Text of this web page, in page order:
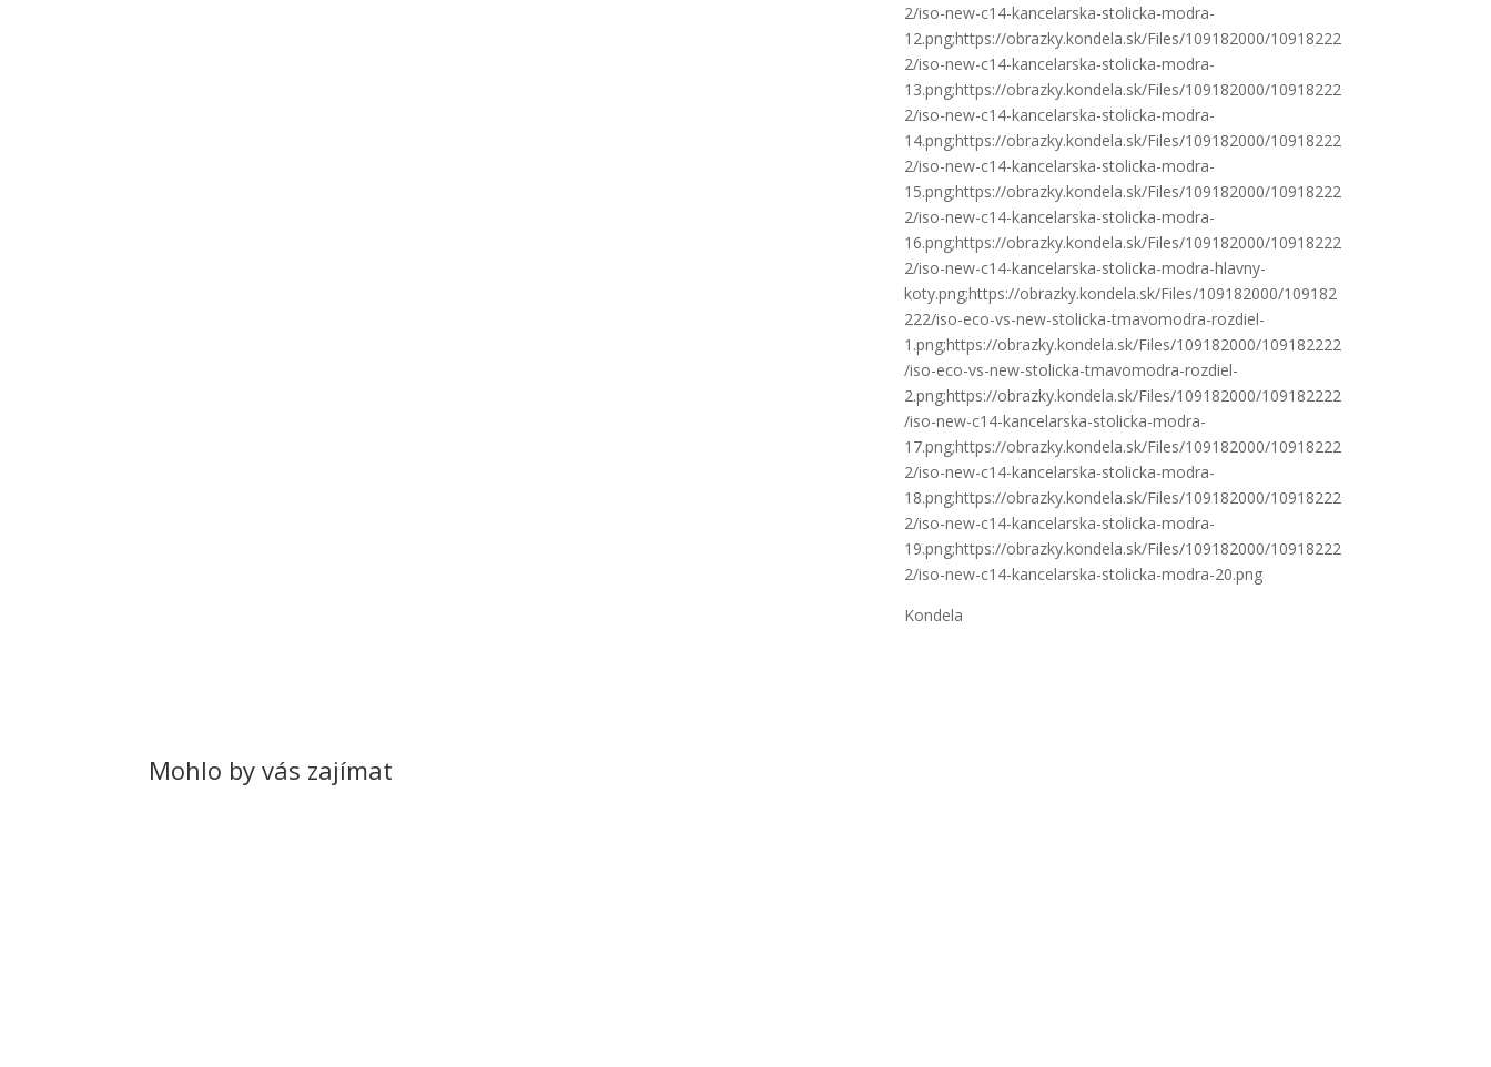
2/iso-new-c14-kancelarska-stolicka-modra-
12.png;https://obrazky.kondela.sk/Files/109182000/10918222
2/iso-new-c14-kancelarska-stolicka-modra-
13.png;https://obrazky.kondela.sk/Files/109182000/10918222
2/iso-new-c14-kancelarska-stolicka-modra-
14.png;https://obrazky.kondela.sk/Files/109182000/10918222
2/iso-new-c14-kancelarska-stolicka-modra-
15.png;https://obrazky.kondela.sk/Files/109182000/10918222
2/iso-new-c14-kancelarska-stolicka-modra-
16.png;https://obrazky.kondela.sk/Files/109182000/10918222
2/iso-new-c14-kancelarska-stolicka-modra-hlavny-
koty.png;https://obrazky.kondela.sk/Files/109182000/109182
222/iso-eco-vs-new-stolicka-tmavomodra-rozdiel-
1.png;https://obrazky.kondela.sk/Files/109182000/109182222
/iso-eco-vs-new-stolicka-tmavomodra-rozdiel-
2.png;https://obrazky.kondela.sk/Files/109182000/109182222
/iso-new-c14-kancelarska-stolicka-modra-
17.png;https://obrazky.kondela.sk/Files/109182000/10918222
2/iso-new-c14-kancelarska-stolicka-modra-
18.png;https://obrazky.kondela.sk/Files/109182000/10918222
2/iso-new-c14-kancelarska-stolicka-modra-
19.png;https://obrazky.kondela.sk/Files/109182000/10918222
2/iso-new-c14-kancelarska-stolicka-modra-20.png
Kondela
Mohlo by vás zajímat